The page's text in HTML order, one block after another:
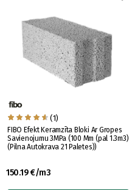
(1)
FIBO Efekt Keramzīta Bloki Ar Gropes
Savienojumu 3MPa (100 Mm (pal 1.3m3)
(Pilna Autokrava 21 Paletes))
150.19 €/m3